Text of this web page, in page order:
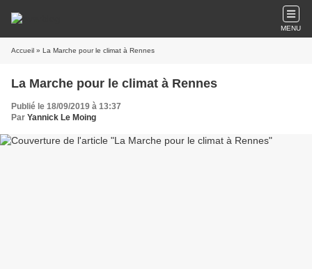
MENU
Accueil » La Marche pour le climat à Rennes
La Marche pour le climat à Rennes
Publié le 18/09/2019 à 13:37
Par Yannick Le Moing